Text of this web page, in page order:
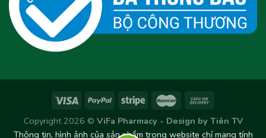
Copyright 2026 © ViFa Pharmacy - Design by Tiên TV
Thông tin, hình ảnh của sản phẩm trong website chỉ mang tính